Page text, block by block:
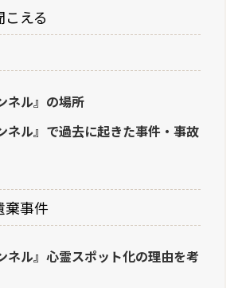
える
ネル』の場所
ネル』で過去に起きた事件・事故
棄事件
ネル』心霊スポット化の理由を考